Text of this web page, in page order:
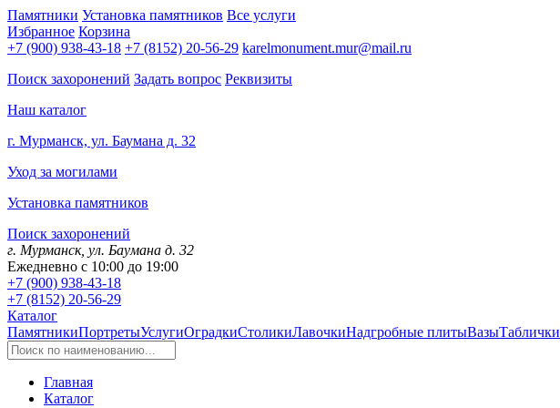
Памятники Установка памятников Все услуги
Избранное Корзина
+7 (900) 938-43-18 +7 (8152) 20-56-29 karelmonument.mur@mail.ru
Поиск захоронений Задать вопрос Реквизиты
Наш каталог
г. Мурманск, ул. Баумана д. 32
Уход за могилами
Установка памятников
Поиск захоронений
г. Мурманск, ул. Баумана д. 32
Ежедневно с 10:00 до 19:00
+7 (900) 938-43-18
+7 (8152) 20-56-29
Каталог
ПамятникиПортретыУслугиОградкиСтоликиЛавочкиНадгробные плитыВазыТаблички
Главная
Каталог